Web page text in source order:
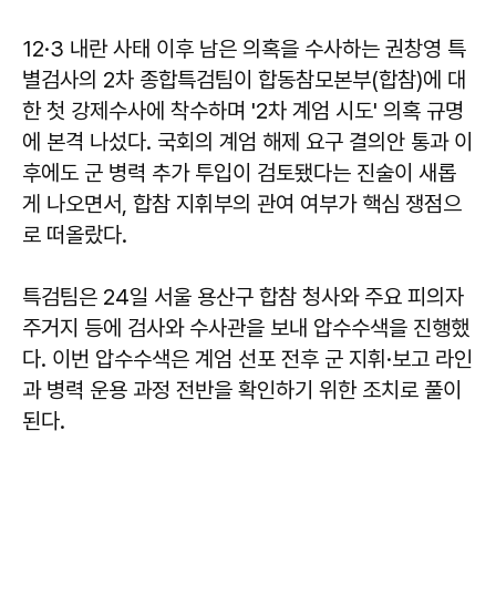
12·3 내란 사태 이후 남은 의혹을 수사하는 권창영 특
별검사의 2차 종합특검팀이 합동참모본부(합참)에 대
한 첫 강제수사에 착수하며 '2차 계엄 시도' 의혹 규명
에 본격 나섰다. 국회의 계엄 해제 요구 결의안 통과 이
후에도 군 병력 추가 투입이 검토됐다는 진술이 새롭
게 나오면서, 합참 지휘부의 관여 여부가 핵심 쟁점으
로 떠올랐다.
특검팀은 24일 서울 용산구 합참 청사와 주요 피의자
주거지 등에 검사와 수사관을 보내 압수수색을 진행했
다. 이번 압수수색은 계엄 선포 전후 군 지휘·보고 라인
과 병력 운용 과정 전반을 확인하기 위한 조치로 풀이
된다.